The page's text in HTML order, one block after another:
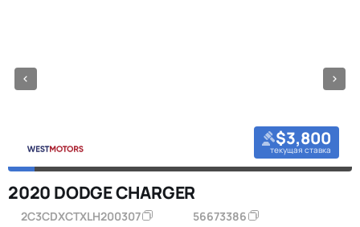
$3,800
текущая ставка
2020 DODGE CHARGER
2C3CDXCTXLH200307 56673386